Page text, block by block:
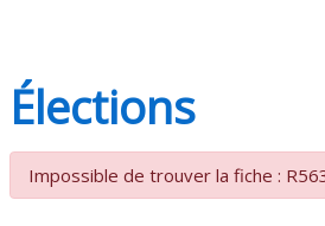
Élections
Impossible de trouver la fiche :